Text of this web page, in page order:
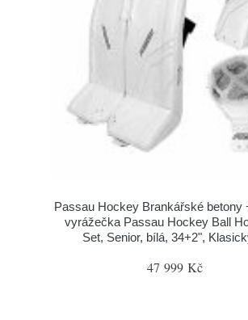
Passau Hockey Brankářské betony
vyrážečka Passau Hockey Ball
Set, Senior, bílá, 34+2",
47 999 Kč